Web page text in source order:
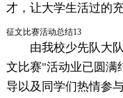
才，让大学生活过的
征文比赛活动总结13
由我校少先队大
文比赛"活动业已圆满
导以及同学们热情参